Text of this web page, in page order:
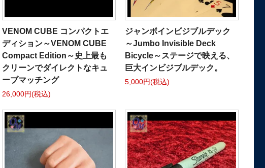
VENOM CUBE コンパクトエ
ディション～VENOM CUBE
Compact Edition～史上最も
クリーンでダイレクトなキュ
ーブマッチング
26,000円(税込)
ジャンボインビジブルデック
～Jumbo Invisible Deck
Bicycle～ステージで映える、
巨大インビジブルデック。
5,000円(税込)